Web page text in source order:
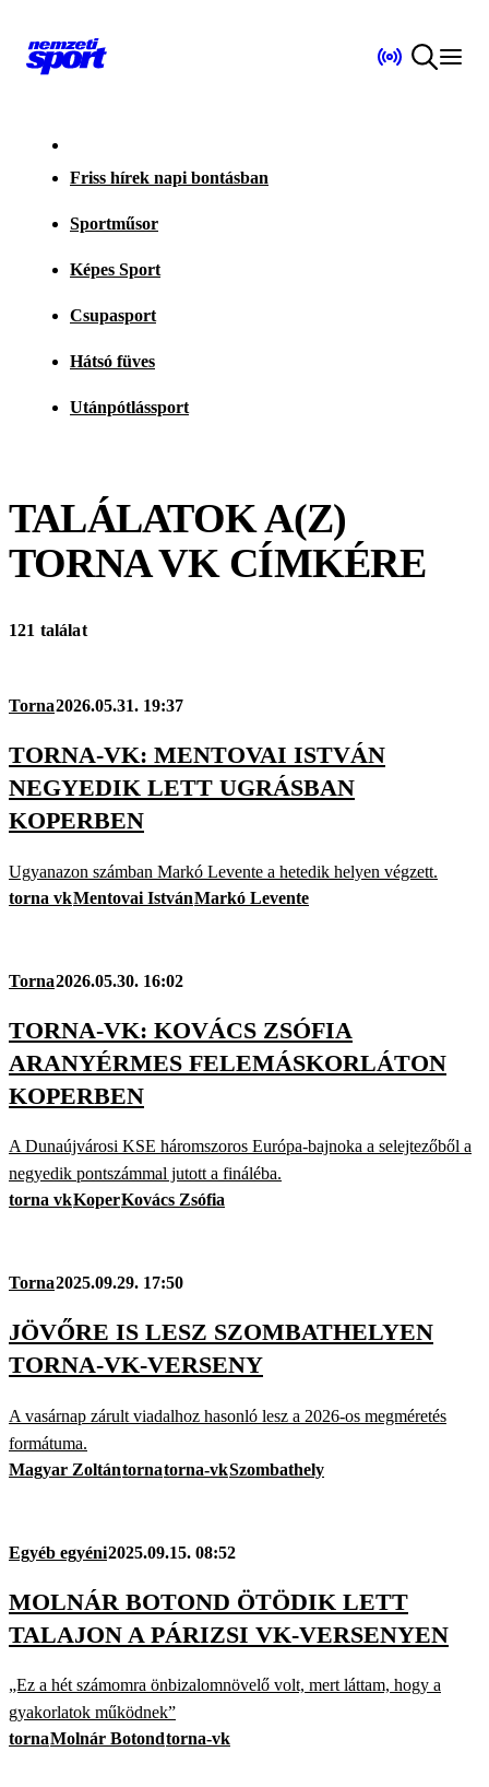
Friss hírek napi bontásban
Sportműsor
Képes Sport
Csupasport
Hátsó füves
Utánpótlássport
TALÁLATOK A(Z)
TORNA VKCÍMKÉRE
121 találat
Torna2026.05.31. 19:37
TORNA-VK: MENTOVAI ISTVÁN
NEGYEDIK LETT UGRÁSBAN
KOPERBEN
Ugyanazon számban Markó Levente a hetedik helyen végzett.
torna vkMentovai IstvánMarkó Levente
Torna2026.05.30. 16:02
TORNA-VK: KOVÁCS ZSÓFIA
ARANYÉRMES FELEMÁSKORLÁTON
KOPERBEN
A Dunaújvárosi KSE háromszoros Európa-bajnoka a selejtezőből a
negyedik pontszámmal jutott a fináléba.
torna vkKoperKovács Zsófia
Torna2025.09.29. 17:50
JÖVŐRE IS LESZ SZOMBATHELYEN
TORNA-VK-VERSENY
A vasárnap zárult viadalhoz hasonló lesz a 2026-os megméretés
formátuma.
Magyar Zoltántornatorna-vkSzombathely
Egyéb egyéni2025.09.15. 08:52
MOLNÁR BOTOND ÖTÖDIK LETT
TALAJON A PÁRIZSI VK-VERSENYEN
„Ez a hét számomra önbizalomnövelő volt, mert láttam, hogy a
gyakorlatok működnek”
tornaMolnár Botondtorna-vk